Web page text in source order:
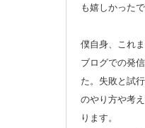
も嬉しかったで
僕自身、これ
ブログでの発
た。失敗と試
のやり方や考
ります。